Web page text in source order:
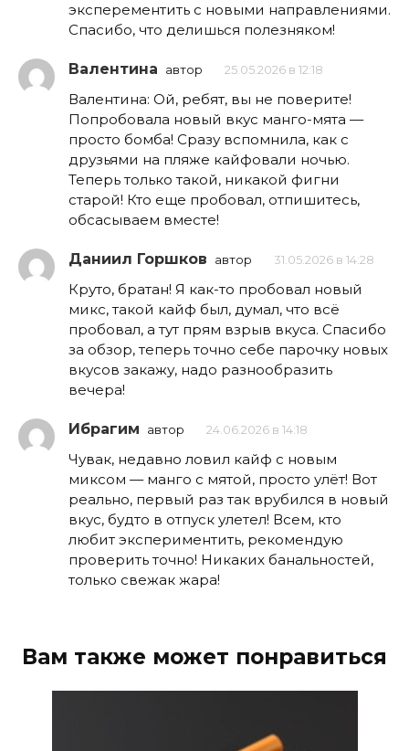
эксперементить с новыми направлениями.
Спасибо, что делишься полезняком!
Валентина автор 25.05.2026 в 12:18
Валентина: Ой, ребят, вы не поверите!
Попробовала новый вкус манго-мята —
просто бомба! Сразу вспомнила, как с
друзьями на пляже кайфовали ночью.
Теперь только такой, никакой фигни
старой! Кто еще пробовал, отпишитесь,
обсасываем вместе!
Даниил Горшков автор 31.05.2026 в 14:28
Круто, братан! Я как-то пробовал новый
микс, такой кайф был, думал, что всё
пробовал, а тут прям взрыв вкуса. Спасибо
за обзор, теперь точно себе парочку новых
вкусов закажу, надо разнообразить
вечера!
Ибрагим автор 24.06.2026 в 14:18
Чувак, недавно ловил кайф с новым
миксом — манго с мятой, просто улёт! Вот
реально, первый раз так врубился в новый
вкус, будто в отпуск улетел! Всем, кто
любит экспериментить, рекомендую
проверить точно! Никаких банальностей,
только свежак жара!
Вам также может понравиться